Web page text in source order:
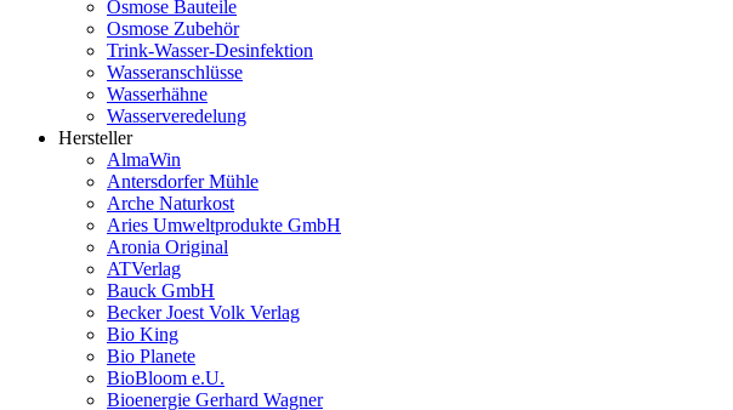
Osmose Bauteile
Osmose Zubehör
Trink-Wasser-Desinfektion
Wasseranschlüsse
Wasserhähne
Wasserveredelung
Hersteller
AlmaWin
Antersdorfer Mühle
Arche Naturkost
Aries Umweltprodukte GmbH
Aronia Original
ATVerlag
Bauck GmbH
Becker Joest Volk Verlag
Bio King
Bio Planete
BioBloom e.U.
Bioenergie Gerhard Wagner